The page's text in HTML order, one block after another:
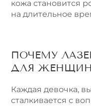
кожа становится
на длительное
ПОЧЕМУ
ДЛЯ ЖЕНЩИН
Каждая девочка,
сталкивается с